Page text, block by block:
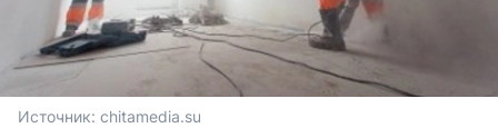
Источник: chitamedia.su